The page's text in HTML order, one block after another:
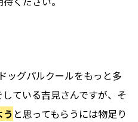
ッグパルクールをもっと多
ている吉見さんですが、そ
う と思ってもらうには物足り